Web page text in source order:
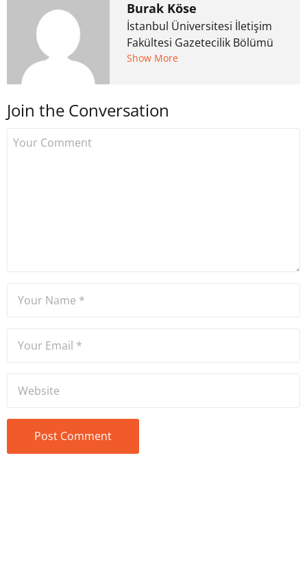
Burak Köse
İstanbul Üniversitesi İletişim
Fakültesi Gazetecilik Bölümü
mezunu. 6 yıl ana akım
kurdu. 2017'nin Mayıs ayından
Show More
Join the Conversation